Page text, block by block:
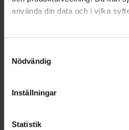
använda din data och i vilka
Med din tillåtelse skulle vi även
som kan ha en
Ta reda på mer om hur dina
Du kan ändra eller dra tillbaka
Nödvändig
Inställningar
Statistik